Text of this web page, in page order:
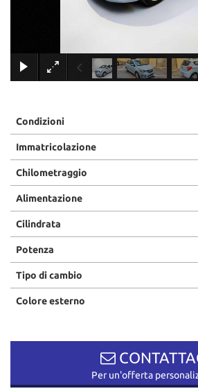
Condizioni
Immatricolazione
Chilometraggio
Alimentazione
Cilindrata
Potenza
Tipo di cambio
Colore esterno
Per un'offerta
offrire
le
svolgere
attività
di
seguito
descritte.
Per
ottenere
maggiori
informazioni
sull'utilità
sul
funzionamento